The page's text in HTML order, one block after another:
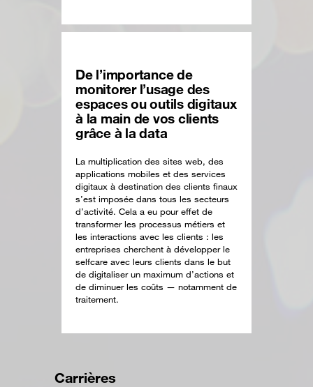
De l’importance de
monitorer l’usage des
espaces ou outils digitaux
à la main de vos clients
grâce à la data
La multiplication des sites web, des
applications mobiles et des services
digitaux à destination des clients finaux
s’est imposée dans tous les secteurs
d’activité. Cela a eu pour effet de
transformer les processus métiers et
les interactions avec les clients : les
entreprises cherchent à développer le
selfcare avec leurs clients dans le but
de digitaliser un maximum d’actions et
de diminuer les coûts — notamment de
traitement.
Carrières